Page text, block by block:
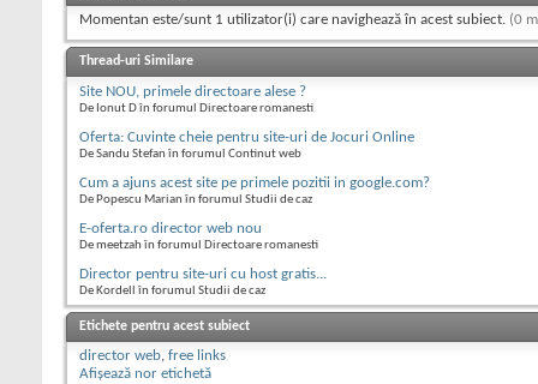
Momentan este/sunt 1 utilizator(i) care navighează în acest subiect. (0
Thread-uri Similare
Site NOU, primele directoare alese ?
De Ionut D în forumul Directoare romanesti
Oferta: Cuvinte cheie pentru site-uri de Jocuri Online
De Sandu Stefan în forumul Continut web
Cum a ajuns acest site pe primele pozitii in google.com?
De Popescu Marian în forumul Studii de caz
E-oferta.ro director web nou
De meetzah în forumul Directoare romanesti
Director pentru site-uri cu host gratis...
De Kordell în forumul Studii de caz
Etichete pentru acest subiect
director web, free links
Afișează nor etichetă